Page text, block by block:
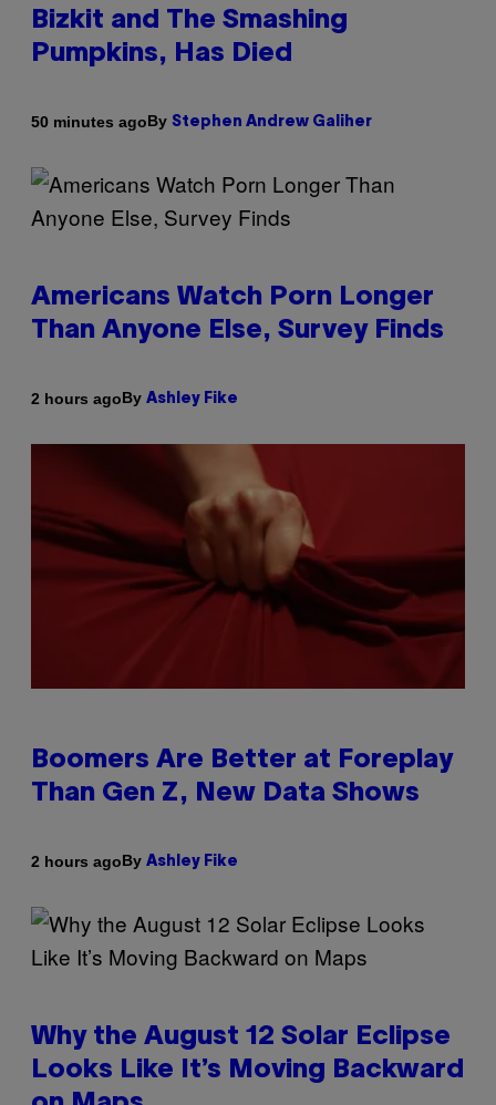
Bizkit and The Smashing
Pumpkins, Has Died
50 minutes agoBy Stephen Andrew Galiher
Americans Watch Porn Longer
Than Anyone Else, Survey Finds
2 hours agoBy Ashley Fike
Boomers Are Better at Foreplay
Than Gen Z, New Data Shows
2 hours agoBy Ashley Fike
Why the August 12 Solar Eclipse
Looks Like It’s Moving Backward